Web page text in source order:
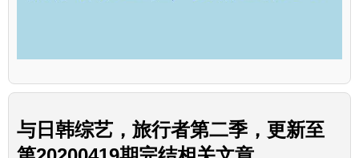
与 日韩综艺，旅行者第二季，更新至